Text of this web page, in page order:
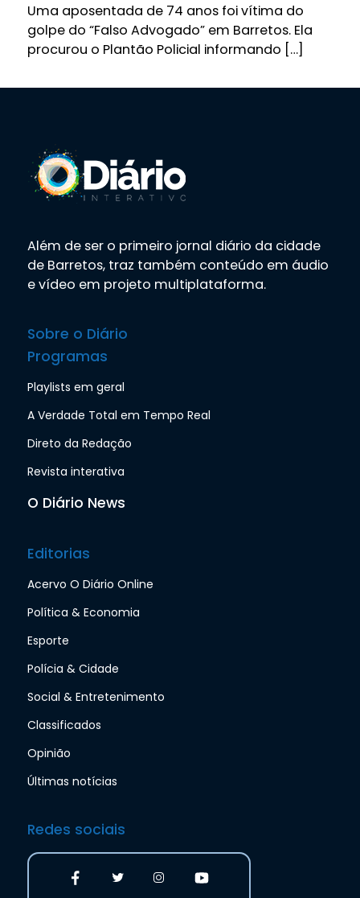
Uma aposentada de 74 anos foi vítima do
golpe do “Falso Advogado” em Barretos. Ela
procurou o Plantão Policial informando […]
Além de ser o primeiro jornal diário da cidade
de Barretos, traz também conteúdo em áudio
e vídeo em projeto multiplataforma.
Sobre o Diário
Programas
Playlists em geral
A Verdade Total em Tempo Real
Direto da Redação
Revista interativa
O Diário News
Editorias
Acervo O Diário Online
Política & Economia
Esporte
Polícia & Cidade
Social & Entretenimento
Classificados
Opinião
Últimas notícias
Redes sociais